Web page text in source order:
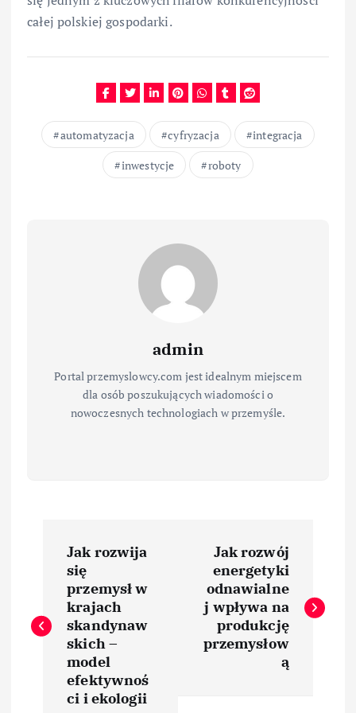
całej polskiej gospodarki.
automatyzacja cyfryzacja
integracja
inwestycje
roboty
admin
Portal przemyslowcy.com jest idealnym miejscem
dla osób poszukujących wiadomości o
nowoczesnych technologiach w przemyśle.
w
Jak rozwija
się
przemysł w
krajach
skandynaw
skich –
model
efektywnoś
ci i ekologii
Jak rozwój
energetyki
odnawialne
j wpływa na
produkcję
przemysłow
ą